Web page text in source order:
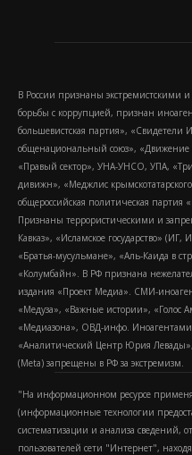
В России признаны экстремистскими
борьбы с коррупцией, признан
большевистская партия», «Свидетели
общенациональный союз»,
«Правый сектор», УНА-УНСО, УПА,
дивижн», «Меджлис
общероссийская политическая партия
Признаны террористическими и
Кавказ», «Исламское государство»
«Братья-мусульмане», «Аль-Каида в
«Колумбайн». В РФ признана
издания «Проект Медиа». СМИ-
«Медуза», «Важные истории», «Голос
«Медиазона», ОВД-инфо.
«Аналитический Центр Юрия Левады»,
(Metа) запрещены в РФ за экстремизм.
"На информационном ресурсе
(информационные технологии
систематизации и анализа сведений,
пользователей сети "Интернет",